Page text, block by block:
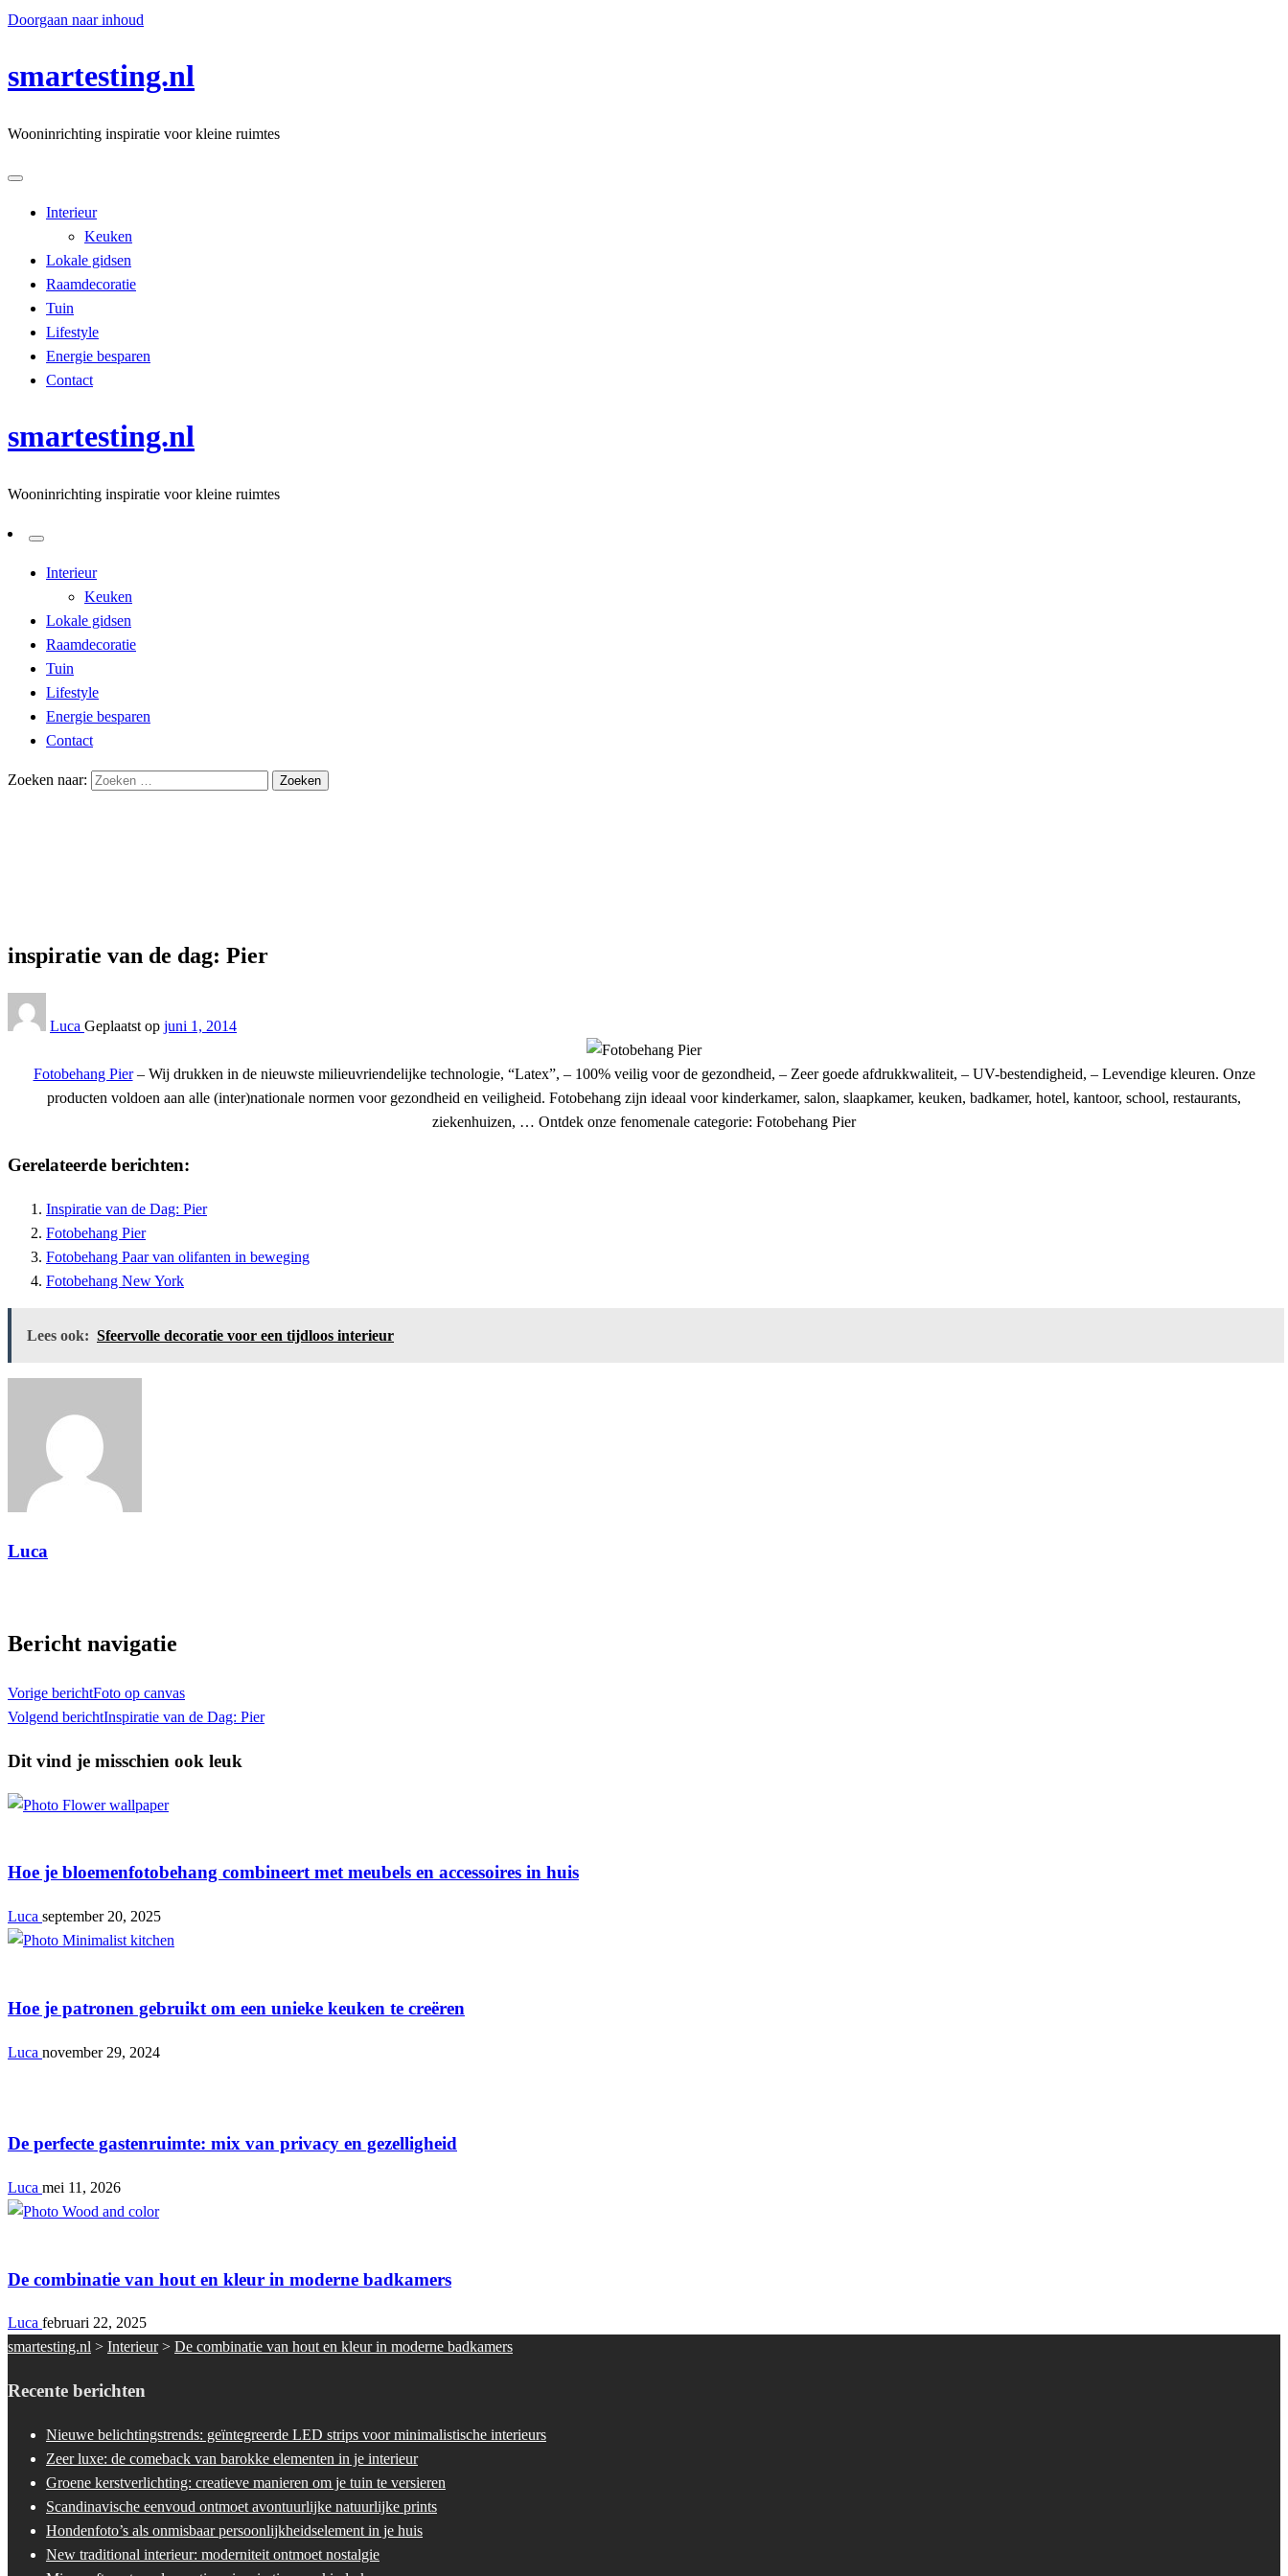
Doorgaan naar inhoud
smartesting.nl
Wooninrichting inspiratie voor kleine ruimtes
Interieur
Keuken
Lokale gidsen
Raamdecoratie
Tuin
Lifestyle
Energie besparen
Contact
smartesting.nl
Wooninrichting inspiratie voor kleine ruimtes
Interieur
Keuken
Lokale gidsen
Raamdecoratie
Tuin
Lifestyle
Energie besparen
Contact
Zoeken naar:
inspiratie van de dag: Pier
Luca Geplaatst op juni 1, 2014
Fotobehang Pier– Wij drukken in de nieuwste milieuvriendelijke technologie, “Latex”, – 100% veilig voor de gezondheid, – Zeer goede afdrukkwaliteit, – UV-bestendigheid, – Levendige kleuren. Onze
producten voldoen aan alle (inter)nationale normen voor gezondheid en veiligheid. Fotobehang zijn ideaal voor kinderkamer, salon, slaapkamer, keuken, badkamer, hotel, kantoor, school, restaurants,
ziekenhuizen, … Ontdek onze fenomenale categorie: Fotobehang Pier
Gerelateerde berichten:
Inspiratie van de Dag: Pier
Fotobehang Pier
Fotobehang Paar van olifanten in beweging
Fotobehang New York
Lees ook: Sfeervolle decoratie voor een tijdloos interieur
Luca
Bericht navigatie
Vorige berichtFoto op canvas
Volgend berichtInspiratie van de Dag: Pier
Dit vind je misschien ook leuk
Hoe je bloemenfotobehang combineert met meubels en accessoires in huis
Luca september 20, 2025
Hoe je patronen gebruikt om een unieke keuken te creëren
Luca november 29, 2024
De perfecte gastenruimte: mix van privacy en gezelligheid
Luca mei 11, 2026
De combinatie van hout en kleur in moderne badkamers
Luca februari 22, 2025
smartesting.nl > Interieur> De combinatie van hout en kleur in moderne badkamers
Recente berichten
Nieuwe belichtingstrends: geïntegreerde LED strips voor minimalistische interieurs
Zeer luxe: de comeback van barokke elementen in je interieur
Groene kerstverlichting: creatieve manieren om je tuin te versieren
Scandinavische eenvoud ontmoet avontuurlijke natuurlijke prints
Hondenfoto’s als onmisbaar persoonlijkheidselement in je huis
New traditional interieur: moderniteit ontmoet nostalgie